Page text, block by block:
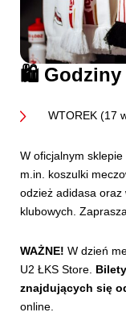
🛍️ Godziny
WTOREK (17
W oficjalnym sklepie
m.in. koszulki
odzież adidasa oraz
klubowych.
WAŻNE! W dzień
U2 ŁKS Store.
znajdujących się
online.